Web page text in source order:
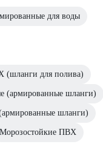
для воды
(шланги для полива)
(армированные шланги)
шланги)
Морозостойкие ПВХ